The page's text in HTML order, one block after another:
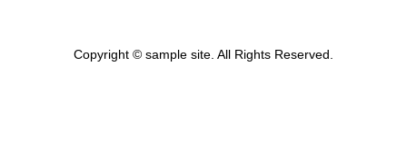
Copyright © sample site. All Rights Reserved.